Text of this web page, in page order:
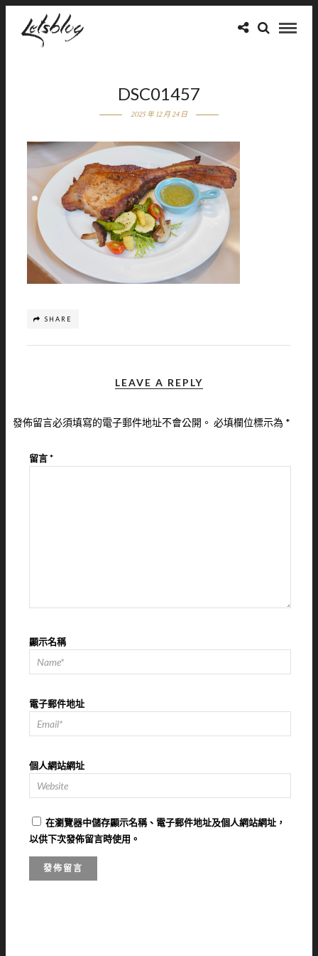
DSC01457
2025 年 12 月 24 日
SHARE
LEAVE A REPLY
發佈留言必須填寫的電子郵件地址不會公開。 必填欄位標示為 *
留言*
顯示名稱
電子郵件地址
個人網站網址
在瀏覽器中儲存顯示名稱、電子郵件地址及個人網站網址，
以供下次發佈留言時使用。